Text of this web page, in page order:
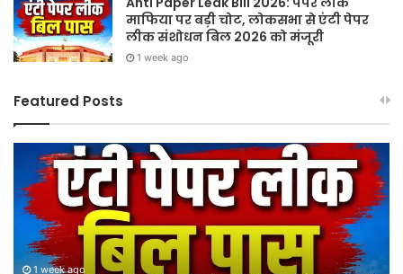
माफिया पर बड़ी चोट, लोकसभा से एंटी पेपर
लीक संशोधन बिल 2026 को मंजूरी
1 week ago
Featured Posts
Sawan
2026:
गुरु
पूर्णिमा
श्रावण
मास
हर